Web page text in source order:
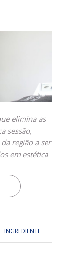
elimina as
sessão,
região a ser
em estética